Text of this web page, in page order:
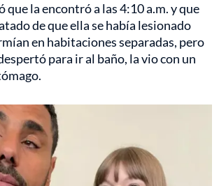
que la encontró a las 4:10 a.m. y que
de que ella se había lesionado
en habitaciones separadas, pero
para ir al baño, la vio con un